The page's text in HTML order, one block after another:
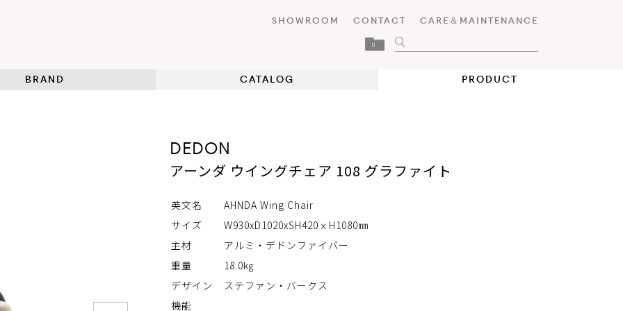
SHOWROOM CONTACT CARE＆MAINTENANCE
0
BRAND CATALOG PRODUCT
DEDON
アーンダ ウイングチェア 108 グラファイト
英文名
AHNDA Wing Chair
サイズ
W930xD1020xSH420ｘH1080㎜
主材
アルミ・デドンファイバー
重量
18.0㎏
デザイン
ステファン・バークス
機能